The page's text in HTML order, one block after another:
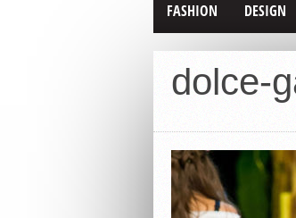
FASHION DESIGN
dolce-